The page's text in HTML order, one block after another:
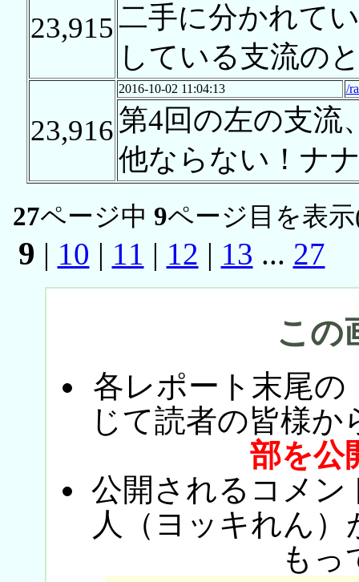
23,915 二手に分かれて
している支流の
23,916
2016-10-02 11:04:13 /
第4回の左の支流
他ならない！ナ
27ページ中 9ページ目を表
9 | 10 | 11 | 12 | 13 ... 27
この
各レポート末尾の
じて読者の皆様か
部を公
公開されるコメン
人（ヨッキれん
もっ